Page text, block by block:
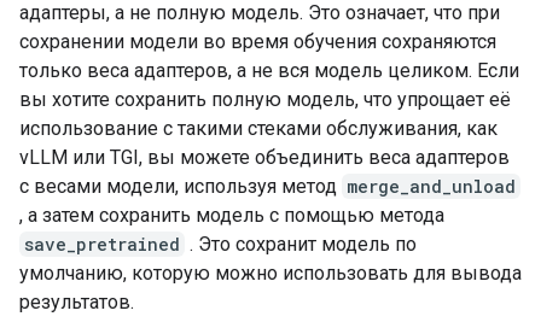
адаптеры, а не полную модель. Это означает, что при
сохранении модели во время обучения сохраняются
только веса адаптеров, а не вся модель целиком. Если
вы хотите сохранить полную модель, что упрощает её
использование с такими стеками обслуживания, как
vLLM или TGI, вы можете объединить веса адаптеров
с весами модели, используя метод merge_and_unload
, а затем сохранить модель с помощью метода
save_pretrained . Это сохранит модель по
умолчанию, которую можно использовать для вывода
результатов.